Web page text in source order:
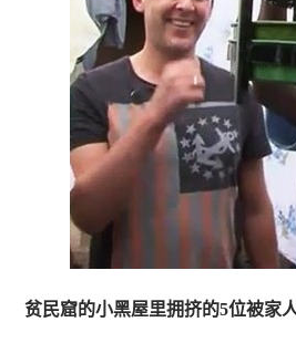
贫民窟的小黑屋里拥挤的5位被家